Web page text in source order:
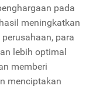
pada
meningkatkan
para
lebih optimal
memberi
menciptakan